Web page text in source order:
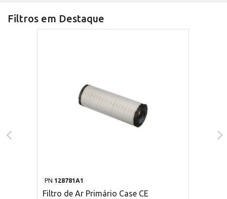
Filtros em Destaque
PN 128781A1
Filtro de Ar Primário Case CE